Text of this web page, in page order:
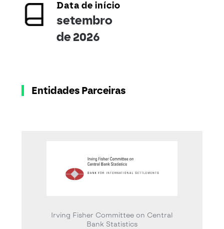
Data de início
setembro
de 2026
Entidades Parceiras
Irving Fisher Committee on Central
Bank Statistics